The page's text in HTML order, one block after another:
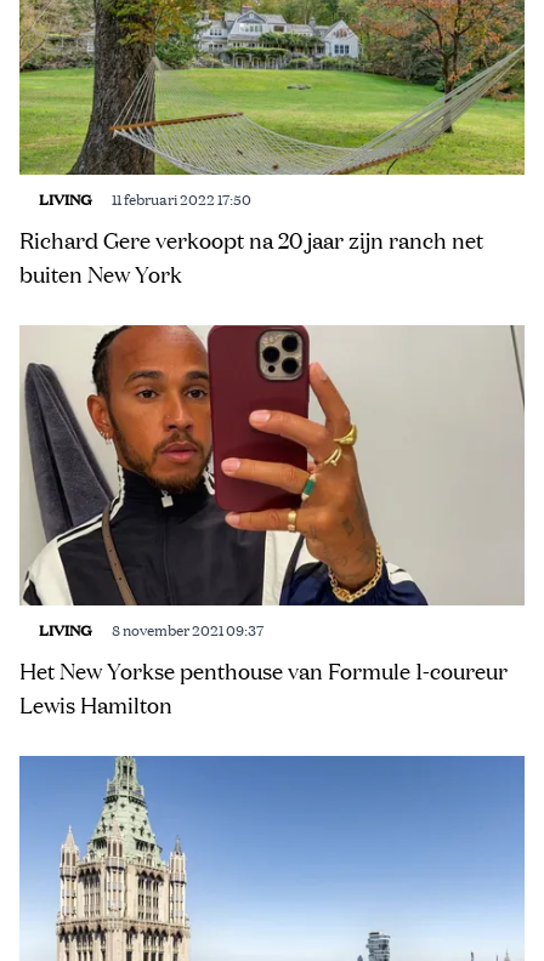
LIVING 11 februari 2022 17:50
Richard Gere verkoopt na 20 jaar zijn ranch net
buiten New York
LIVING 8 november 2021 09:37
Het New Yorkse penthouse van Formule 1-coureur
Lewis Hamilton